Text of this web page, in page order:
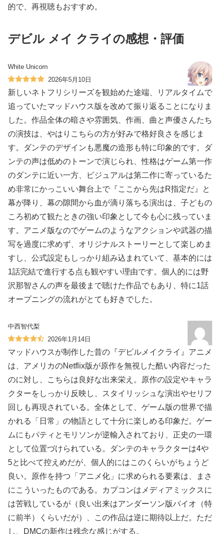
的で、再視聴もおすすめ。
デビル メイ クライの感想・評価
White Unicorn
2026年5月10日
新しいネトフリシリーズを観始めた途端、リアルタイムで
追っていたマッドハウス版を改めて振り返ることになりま
した。作品全体の暗さや雰囲気、作画、曲と声優さんたち
の演技は、やはりこちらの方が好みで格好良さを感じま
す。ダンテのデザインも悪魔の造形も特に印象的です。ダ
ンテの声は低めのトーンで演じられ、性格はゲーム第一作
のダンテに近い一方、ビジュアルは第二作に寄っているた
め非常にかっこいい舞台上で『ここから先はR指定だ』と
幕が降り、幕の隙間から血が滴り落ちる演出は、子どもの
ころ初めて観たときの強い印象として今も心に残っていま
す。アニメ版なのでゲームのようなアクションや武器の描
写を過度に求めず、オリジナルストーリーとして楽しめま
すし、公式設定もしっかり組み込まれていて、基本的には
1話完結で進行する点も観やすい理由です。個人的には野
沢那智さんの声を最後まで聴けた作品でもあり、特に1話
オープニングの流れがとても好きでした。
中西智代梨
2026年1月14日
マッドハウスが制作した昔の『デビルメイクライ』アニメ
は、アメリカのNetflix版が原作を無視した酷い内容だった
のに対し、こちらは良好な出来栄え。原作の設定やキャラ
クターをしっかり反映し、スタイリッシュな演出やセリフ
回しも再現されている。全体として、ゲーム版の世界で描
かれる「日常」の物語として十分に楽しめる印象だ。ゲー
ムにもパティとモリソンが逆輸入されており、正史の一環
として位置づけられている。ダンテのキャラクターは4や
5と比べて控えめだが、個人的にはこのくらいがちょうど
良い。原作を持つ「アニメ化」に求められる要素は、まさ
にこういったものである。カプコンはメディアミックスに
は苦戦しているが（良い出来はアンダーソン版バイオ（特
に前半）くらいだが）、この作品は逆に期待以上だ。ただ
し、DMCの新作は残念な感じがする。